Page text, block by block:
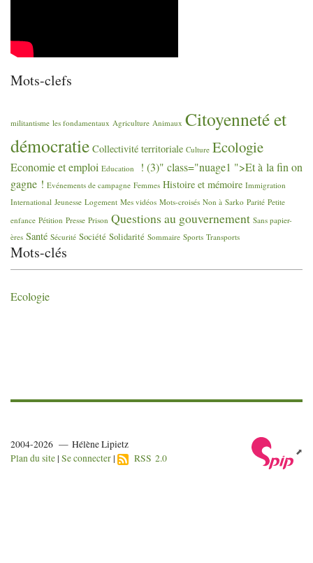
Mots-clefs
militantisme les fondamentaux Agriculture Animaux Citoyenneté et
démocratie Collectivité territoriale Culture Ecologie
Economie et emploi Education
! (3)" class="nuage1 ">Et à la fin on
gagne ! Evénements de campagne Femmes Histoire et mémoire Immigration
International Jeunesse Logement Mes vidéos Mots-croisés Non à Sarko Parité Petite
enfance Pétition Presse Prison Questions au gouvernement Sans papier-
ères Santé Sécurité Société Solidarité Sommaire Sports Transports
Mots-clés
Ecologie
2004-2026 — Hélène Lipietz
Plan du site | Se connecter | RSS 2.0